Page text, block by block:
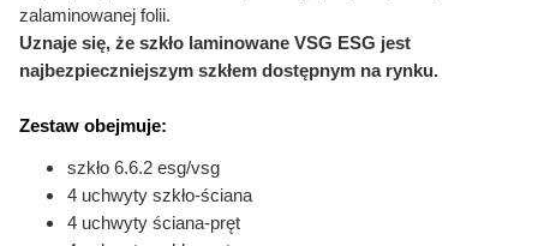
zalaminowanej folii.
Uznaje się, że szkło laminowane VSG ESG jest
najbezpieczniejszym szkłem dostępnym na rynku.
Zestaw obejmuje:
szkło 6.6.2 esg/vsg
4 uchwyty szkło-ściana
4 uchwyty ściana-pręt